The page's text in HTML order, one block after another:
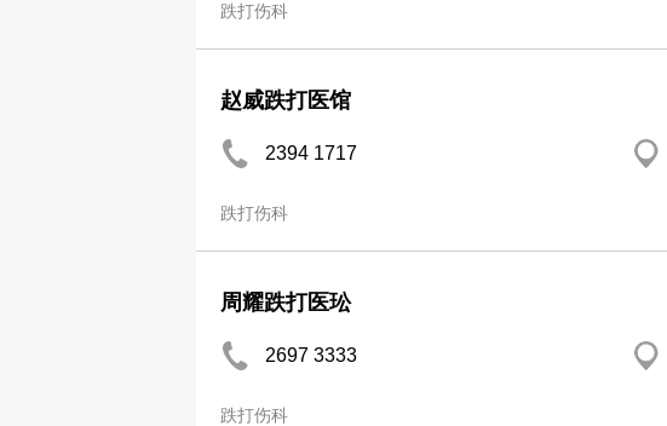
跌打伤科
赵威跌打医馆
2394 1717
跌打伤科
周耀跌打医玜
2697 3333
跌打伤科